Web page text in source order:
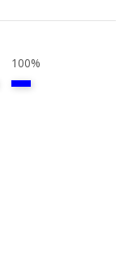
100%